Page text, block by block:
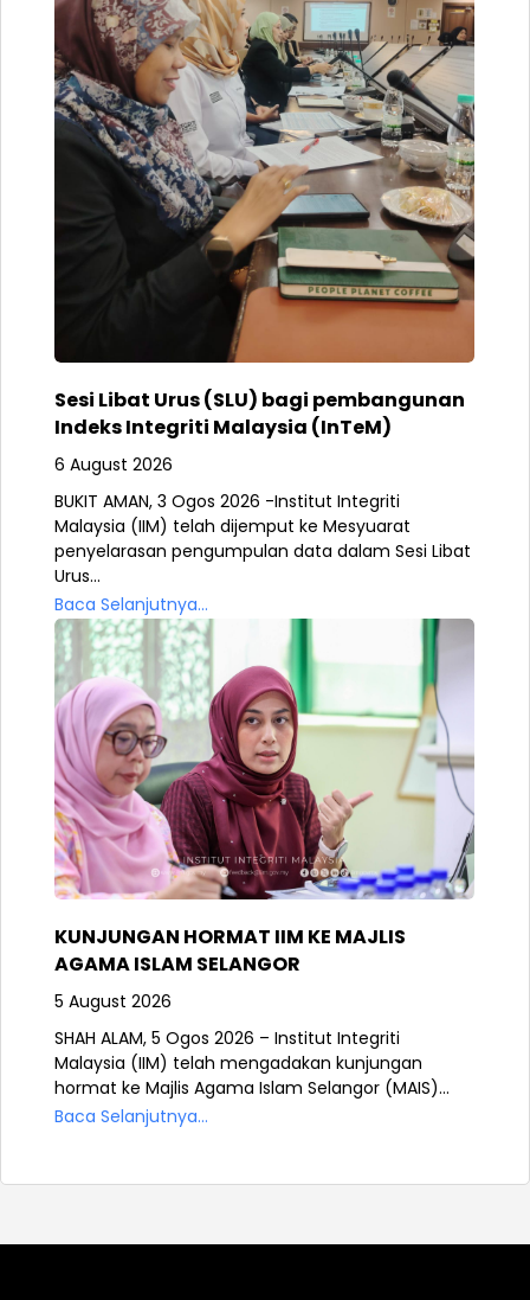
Sesi Libat Urus (SLU) bagi pembangunan
Indeks Integriti Malaysia (InTeM)
6 August 2026
BUKIT AMAN, 3 Ogos 2026 -Institut Integriti
Malaysia (IIM) telah dijemput ke Mesyuarat
penyelarasan pengumpulan data dalam Sesi Libat
Urus...
Baca Selanjutnya...
KUNJUNGAN HORMAT IIM KE MAJLIS
AGAMA ISLAM SELANGOR
5 August 2026
SHAH ALAM, 5 Ogos 2026 – Institut Integriti
Malaysia (IIM) telah mengadakan kunjungan
hormat ke Majlis Agama Islam Selangor (MAIS)...
Baca Selanjutnya...